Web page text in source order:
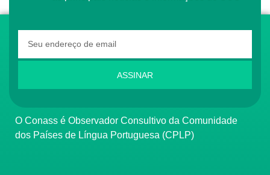
ASSINAR
O Conass é Observador Consultivo da Comunidade
dos Países de Língua Portuguesa (CPLP)